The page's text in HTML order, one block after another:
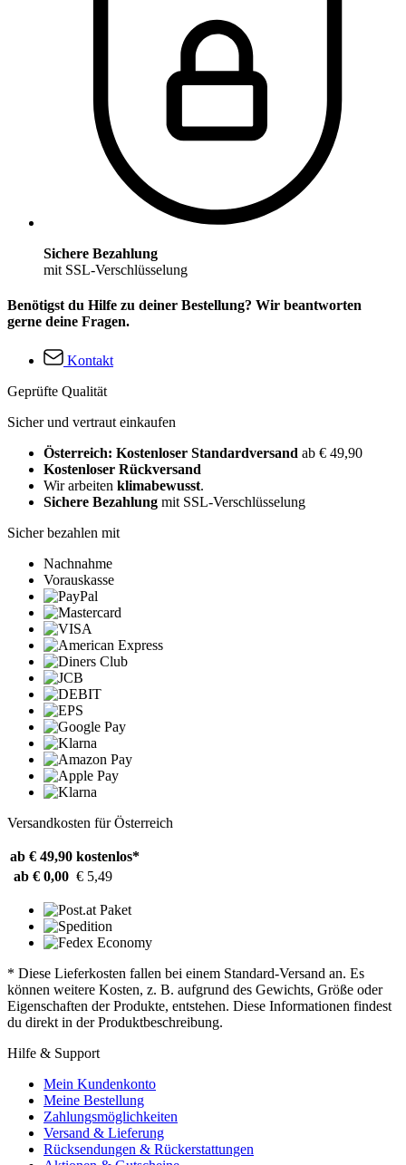
Sichere Bezahlung
mit SSL-Verschlüsselung
Benötigst du Hilfe zu deiner Bestellung? Wir beantworten
gerne deine Fragen.
Kontakt
Geprüfte Qualität
Sicher und vertraut einkaufen
Österreich: Kostenloser Standardversand ab € 49,90
Kostenloser Rückversand
Wir arbeiten klimabewusst.
Sichere Bezahlung mit SSL-Verschlüsselung
Sicher bezahlen mit
Nachnahme
Vorauskasse
Versandkosten für Österreich
ab € 49,90 kostenlos*
ab € 0,00 € 5,49
* Diese Lieferkosten fallen bei einem Standard-Versand an. Es
können weitere Kosten, z. B. aufgrund des Gewichts, Größe oder
Eigenschaften der Produkte, entstehen. Diese Informationen findest
du direkt in der Produktbeschreibung.
Hilfe & Support
Mein Kundenkonto
Meine Bestellung
Zahlungsmöglichkeiten
Versand & Lieferung
Rücksendungen & Rückerstattungen